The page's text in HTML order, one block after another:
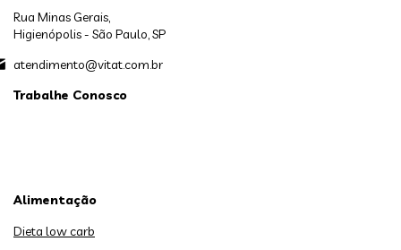
Rua Minas Gerais,
Higienópolis - São Paulo, SP
atendimento@vitat.com.br
Trabalhe Conosco
Alimentação
Dieta low carb